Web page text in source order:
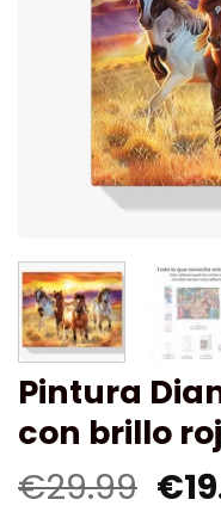
Pintura
con brillo
€29.99 €